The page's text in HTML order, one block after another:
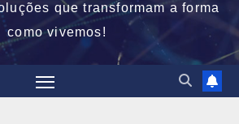
que transformam a forma
como vivemos!